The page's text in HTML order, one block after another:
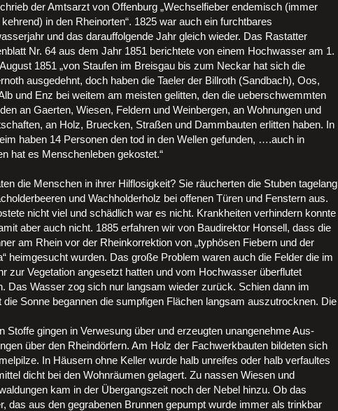
der Amtsarzt von Offenburg „Wechselfieber endemisch (immer
in den Rheinorten“. 1825 war auch ein furchtbares
und das darauffolgende Jahr gleich wieder. Das Rastatter
Nr. 64 aus dem Jahr 1851 berichtete von einem Hochwasser am 1.
1851 „von Staufen im Breisgau bis zum Neckar hat sich die
ausgedehnt, doch haben die Taeler der Billroth (Sandbach), Oos,
und Enz bei weitem am meisten gelitten, den die ueberschwemmten
an Gaerten, Wiesen, Feldern und Weinbergen, an Wohnungen und
an Holz, Bruecken, Straßen und Dammbauten erlitten haben. In
haben 14 Personen den tod in den Wellen gefunden, ….auch in
hat es Menschenleben gekostet.“
die Menschen in ihrer Hilflosigkeit? Sie räucherten die Stuben tagelang
und Wachholderholz bei offenen Türen und Fenstern aus.
nicht viel und schädlich war es nicht. Krankheiten verhindern konnte
aber auch nicht. 1885 erfahren wir von Baudirektor Honsell, dass die
am Rhein vor der Rheinkorrektion von „typhösen Fiebern und der
heimgesucht wurden. Das große Problem waren auch die Felder die im
zur Vegetation angesetzt hatten und vom Hochwasser überflutet
Das Wasser zog sich nur langsam wieder zurück. Schien dann im
die Sonne begannen die sumpfigen Flächen langsam auszutrocknen. Die
Stoffe gingen in Verwesung über und erzeugten unangenehme Aus-
über den Rheindörfern. Am Holz der Fachwerkbauten bildeten sich
In Häusern ohne Keller wurde halb unreifes oder halb verfaultes
dicht bei den Wohnräumen gelagert. Zu nassen Wiesen und
kam in der Übergangszeit noch der Nebel hinzu. Ob das
das aus den gegrabenen Brunnen gepumpt wurde immer als trinkbar